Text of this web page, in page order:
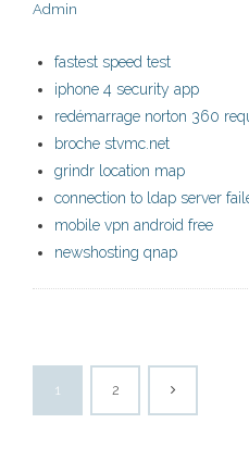
Admin
fastest speed test
iphone 4 security app
redémarrage norton 360
broche stvmc.net
grindr location map
connection to ldap server
mobile vpn android free
newshosting qnap
1 2